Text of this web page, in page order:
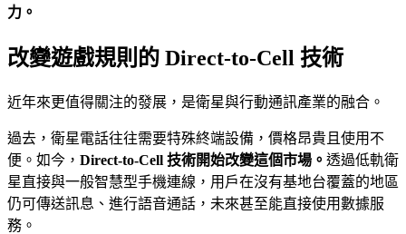
力。
改變遊戲規則的 Direct-to-Cell 技術
近年來更值得關注的發展，是衛星與行動通訊產業的融合。
過去，衛星電話往往需要特殊終端設備，價格昂貴且使用不
便。如今， Direct-to-Cell 技術開始改變這個市場。 透過低軌衛
星直接與一般智慧型手機連線，用戶在沒有基地台覆蓋的地區
仍可傳送訊息、進行語音通話，未來甚至能直接使用數據服
務。